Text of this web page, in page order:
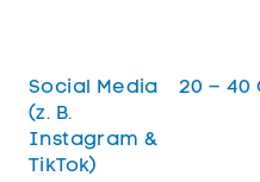
Social Media
(z. B.
Instagram &
TikTok)
20 – 40